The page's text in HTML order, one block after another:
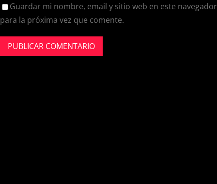
Guardar mi nombre, email y sitio web en este navegador
para la próxima vez que comente.